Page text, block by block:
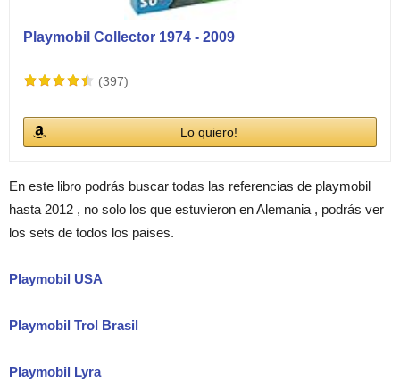
Playmobil Collector 1974 - 2009
(397)
Lo quiero!
En este libro podrás buscar todas las referencias de playmobil
hasta 2012 , no solo los que estuvieron en Alemania , podrás ver
los sets de todos los paises.
Playmobil USA
Playmobil Trol Brasil
Playmobil Lyra